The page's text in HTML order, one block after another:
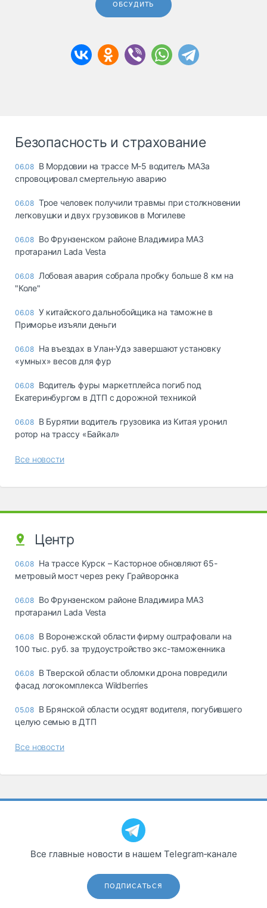
ОБСУДИТЬ
Безопасность и страхование
06.08 В Мордовии на трассе М-5 водитель МАЗа
спровоцировал смертельную аварию
06.08 Трое человек получили травмы при столкновении
легковушки и двух грузовиков в Могилеве
06.08 Во Фрунзенском районе Владимира МАЗ
протаранил Lada Vesta
06.08 Лобовая авария собрала пробку больше 8 км на
"Коле"
06.08 У китайского дальнобойщика на таможне в
Приморье изъяли деньги
06.08 Ha въeздax в Улaн-Удэ зaвepшaют ycтaнoвкy
«yмныx» вecoв для фyp
06.08 Водитель фуры маркетплейса погиб под
Екатеринбургом в ДТП с дорожной техникой
06.08 В Бурятии водитель грузовика из Китая уронил
ротор на трассу «Байкал»
Все новости
Центр
06.08 На трассе Курск – Касторное обновляют 65-
метровый мост через реку Грайворонка
06.08 Во Фрунзенском районе Владимира МАЗ
протаранил Lada Vesta
06.08 В Воронежской области фирму оштрафовали на
100 тыс. руб. за трудоустройство экс-таможенника
06.08 В Тверской области обломки дрона повредили
фасад логокомплекса Wildberries
05.08 В Брянской области осудят водителя, погубившего
целую семью в ДТП
Все новости
Все главные новости в нашем Telegram‑канале
ПОДПИСАТЬСЯ